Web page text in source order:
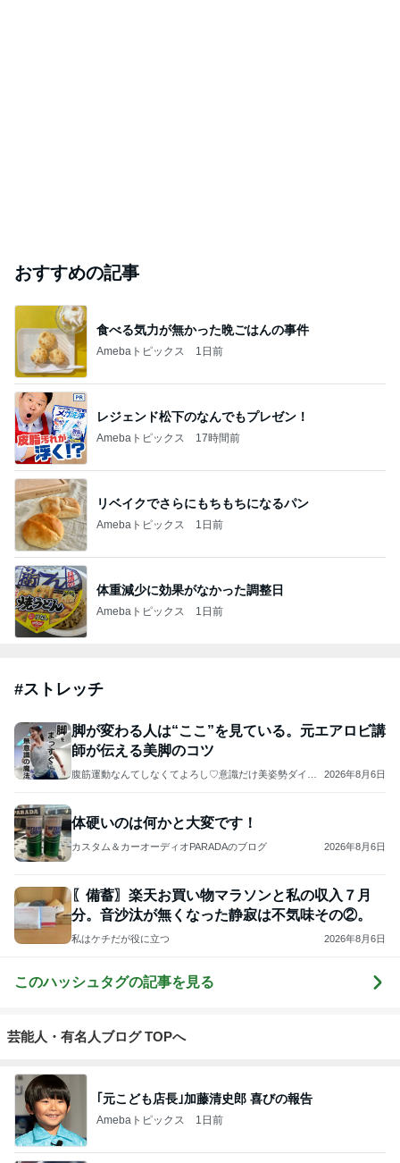
おすすめの記事
食べる気力が無かった晩ごはんの事件
Amebaトピックス 1日前
レジェンド松下のなんでもプレゼン！
Amebaトピックス 17時間前
リベイクでさらにもちもちになるパン
Amebaトピックス 1日前
体重減少に効果がなかった調整日
Amebaトピックス 1日前
#ストレッチ
脚が変わる人は“ここ”を見ている。元エアロビ講
師が伝える美脚のコツ
腹筋運動なんてしなくてよろし♡意識だけ美姿勢ダイエ
2026年8月6日
体硬いのは何かと大変です！
カスタム＆カーオーディオPARADAのブログ 2026年8月6日
〖備蓄〗楽天お買い物マラソンと私の収入７月
分。音沙汰が無くなった静寂は不気味その②。
私はケチだが役に立つ 2026年8月6日
このハッシュタグの記事を見る
芸能人・有名人ブログ TOPへ
｢元こども店長｣加藤清史郎 喜びの報告
Amebaトピックス 1日前